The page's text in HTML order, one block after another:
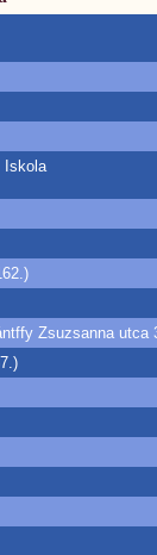
Iskola
Zsuzsanna utca